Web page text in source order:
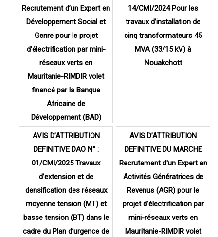
14/CMI/2024 Pour les
travaux d’installation de
cinq transformateurs 45
MVA (33/15 kV) à
Nouakchott
Recrutement d’un Expert en
Développement Social et
Genre pour le projet
d’électrification par mini-
réseaux verts en
Mauritanie-RIMDIR volet
financé par la Banque
Africaine de
Développement (BAD)
AVIS D’ATTRIBUTION
DEFINITIVE DU MARCHE
Recrutement d'un Expert en
Activités Génératrices de
Revenus (AGR) pour le
projet d’électrification par
mini-réseaux verts en
Mauritanie-RIMDIR volet
AVIS D’ATTRIBUTION
DEFINITIVE DAO N° :
01/CMI/2025 Travaux
d’extension et de
densification des réseaux
moyenne tension (MT) et
basse tension (BT) dans le
cadre du Plan d’urgence de